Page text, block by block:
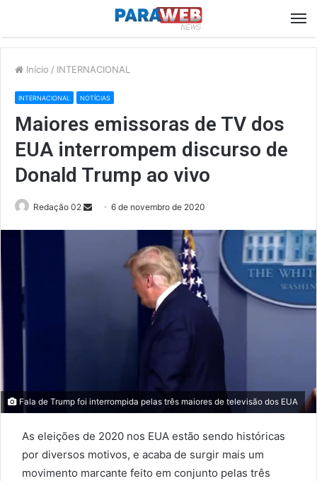
Início / INTERNACIONAL
INTERNACIONAL NOTÍCIAS
Maiores emissoras de TV dos
EUA interrompem discurso de
Donald Trump ao vivo
Redação 02
Send6 de novembro de 2020
Fala de Trump foi interrompida pelas três maiores de televisão dos EUA
As eleições de 2020 nos EUA estão sendo históricas
por diversos motivos, e acaba de surgir mais um
movimento marcante feito em conjunto pelas três